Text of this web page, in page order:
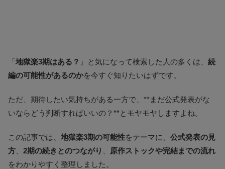
「地獄楽3期はある？ 」と気になって検索した人の多くは、 続
編の可能性があるのかを今すぐ知りたいはずです。
ただ、期待したい気持ちがある一方で、**まだ公式発表がな
いならどう判断すればいいの？**とモヤモヤしますよね。
この記事では、 地獄楽3期の可能性をテーマに、 公式発表の見
方
2期の続きとのつながり
原作ストックや完結までの流れ
をわかりやすく整理しました。